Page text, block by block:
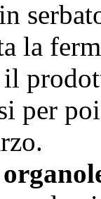
la
per